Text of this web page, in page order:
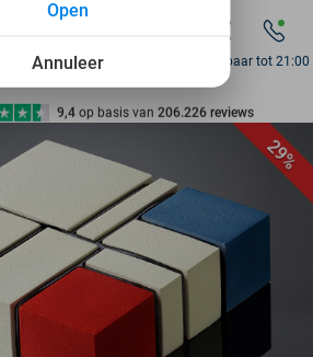
7 dagen per week beschikbaar
10+ miljoen leden
7 dagen per week beschikbaar
10+ miljoen leden
Bereikbaar tot 21:00
29%
Annuleer
Open